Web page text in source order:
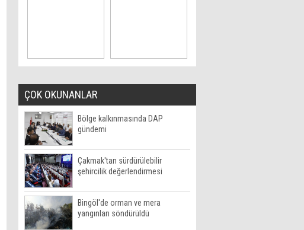
ÇOK OKUNANLAR
Bölge kalkınmasında DAP
gündemi
Çakmak'tan sürdürülebilir
şehircilik değerlendirmesi
Bingöl'de orman ve mera
yangınları söndürüldü